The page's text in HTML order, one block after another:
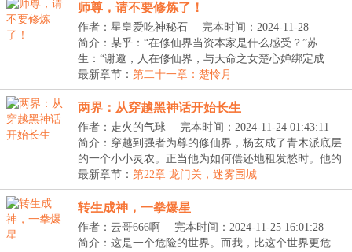
师尊，请不要修炼了！
作者：星皇爱吃神秘石
完本时间：2024-11-28
20:40:09
简介：某乎：“在修仙界当资本家是什么感受？”苏
生：“谢邀，人在修仙界，与天命之女楚心婵绑定成
功，每...
最新章节： 第二十一章：楚怜月
两界：从穿越黑神话开始长生
作者：走火的气球
完本时间：2024-11-24 01:43:11
简介：穿越到强者为尊的修仙界，杨玄成了青木派底层
的一个小小灵农。正当他为如何偿还地租发愁时。他的
脑...
最新章节： 第22章 龙门关，迷雾围城
转生成神，一拳爆星
作者：云哥666啊
完本时间：2024-11-25 16:01:28
简介：这是一个危险的世界。而我，比这个世界更危